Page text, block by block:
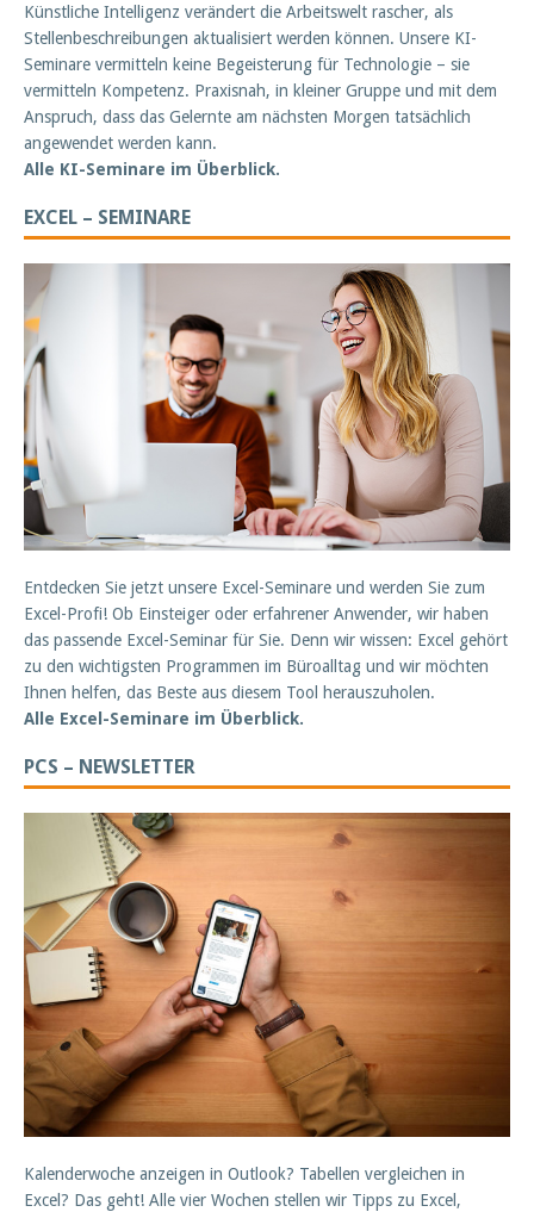
Künstliche Intelligenz verändert die Arbeitswelt rascher, als
Stellenbeschreibungen aktualisiert werden können. Unsere KI-
Seminare vermitteln keine Begeisterung für Technologie – sie
vermitteln Kompetenz. Praxisnah, in kleiner Gruppe und mit dem
Anspruch, dass das Gelernte am nächsten Morgen tatsächlich
angewendet werden kann.
Alle KI-Seminare im Überblick.
EXCEL – SEMINARE
Entdecken Sie jetzt unsere Excel-Seminare und werden Sie zum
Excel-Profi! Ob Einsteiger oder erfahrener Anwender, wir haben
das passende Excel-Seminar für Sie. Denn wir wissen: Excel gehört
zu den wichtigsten Programmen im Büroalltag und wir möchten
Ihnen helfen, das Beste aus diesem Tool herauszuholen.
Alle Excel-Seminare im Überblick.
PCS – NEWSLETTER
Kalenderwoche anzeigen in Outlook? Tabellen vergleichen in
Excel? Das geht! Alle vier Wochen stellen wir Tipps zu Excel,